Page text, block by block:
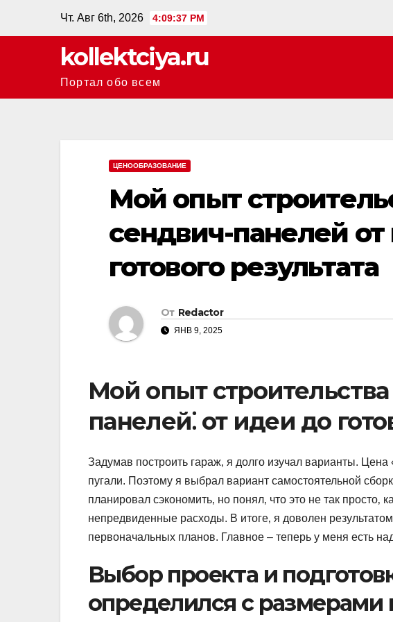
содержанию
Чт. Авг 6th, 2026 4:09:38 PM
kollektciya.ru
Портал обо всем
ЦЕНООБРАЗОВАНИЕ
Мой опыт
сендвич-панелей
готового результата
От Redactor
ЯНВ 9, 2025
Мой опыт
панелей⁚ от идеи до
Задумав построить гараж‚ я долго изучал варианты.
пугали. Поэтому я выбрал вариант самостоятельной
планировал сэкономить‚ но понял‚ что это не так просто‚
непредвиденные расходы. В итоге‚ я доволен
первоначальных планов. Главное – теперь у меня есть
Выбор проекта и
определился с размерами